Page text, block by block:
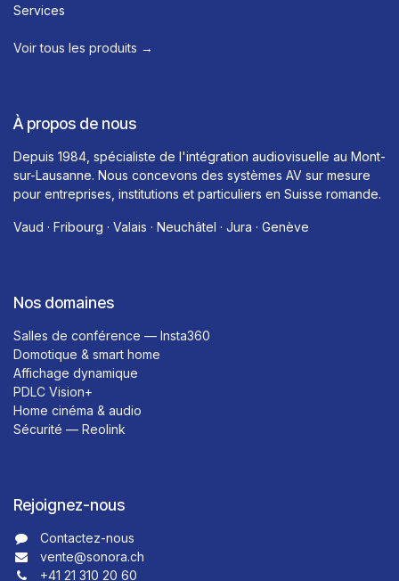
Services
Voir tous les produits →​
À propos de nous
Depuis 1984, spécialiste de l'intégration audiovisuelle au Mont-
sur-Lausanne. Nous concevons des systèmes AV sur mesure
pour entreprises, institutions et particuliers en Suisse romande.
Vaud · Fribourg · Valais · Neuchâtel · Jura · Genève
Nos domaines
Salles de conférence — Insta360
Domotique & smart home
Affichage dynamique
PDLC Vision+
Home cinéma & audio
Sécurité — Reolink
Rejoignez-nous
Contactez-nous​​
vente@sonora.ch
+41 21 310 20 60